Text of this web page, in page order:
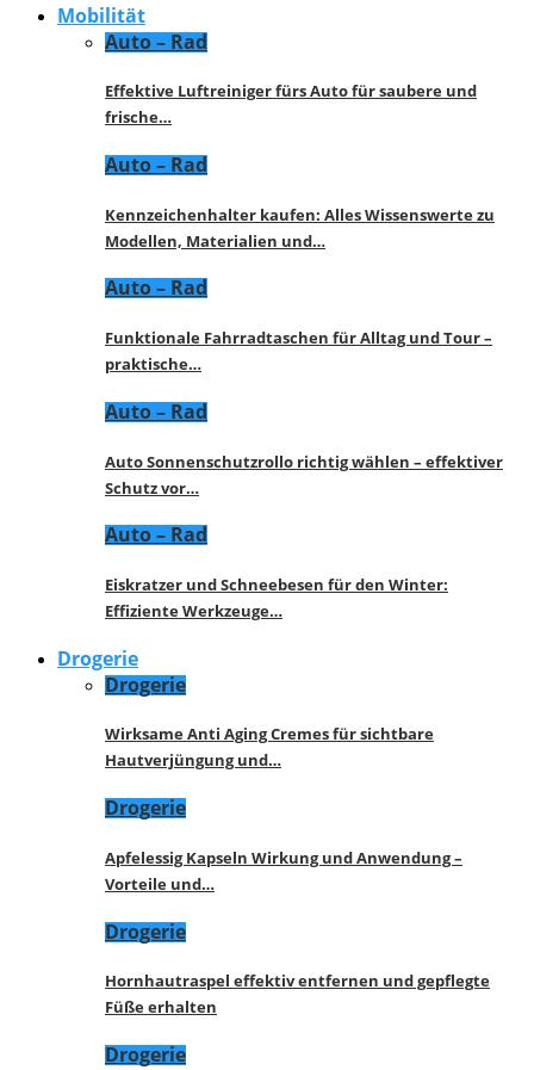
Mobilität
Auto – Rad
Effektive Luftreiniger fürs Auto für saubere und
frische…
Auto – Rad
Kennzeichenhalter kaufen: Alles Wissenswerte zu
Modellen, Materialien und…
Auto – Rad
Funktionale Fahrradtaschen für Alltag und Tour –
praktische…
Auto – Rad
Auto Sonnenschutzrollo richtig wählen – effektiver
Schutz vor…
Auto – Rad
Eiskratzer und Schneebesen für den Winter:
Effiziente Werkzeuge…
Drogerie
Drogerie
Wirksame Anti Aging Cremes für sichtbare
Hautverjüngung und…
Drogerie
Apfelessig Kapseln Wirkung und Anwendung –
Vorteile und…
Drogerie
Hornhautraspel effektiv entfernen und gepflegte
Füße erhalten
Drogerie